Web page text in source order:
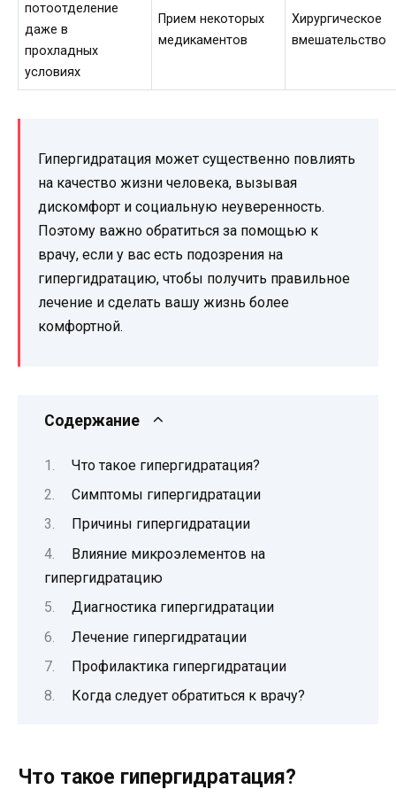
потоотделение
даже в
прохладных
условиях
Прием некоторых
медикаментов
Хирургическое
вмешательство
Гипергидратация может существенно повлиять
на качество жизни человека, вызывая
дискомфорт и социальную неуверенность.
Поэтому важно обратиться за помощью к
врачу, если у вас есть подозрения на
гипергидратацию, чтобы получить правильное
лечение и сделать вашу жизнь более
комфортной.
Содержание
Что такое гипергидратация?
Симптомы гипергидратации
Причины гипергидратации
Влияние микроэлементов на
гипергидратацию
Диагностика гипергидратации
Лечение гипергидратации
Профилактика гипергидратации
Когда следует обратиться к врачу?
Что такое гипергидратация?